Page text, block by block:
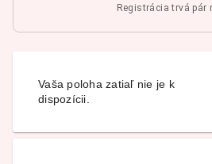
Registrácia trvá pár
Vaša poloha zatiaľ nie je k
dispozícii.